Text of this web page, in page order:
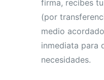
firma, recibes
(por
medio
inmediata para
necesidades.